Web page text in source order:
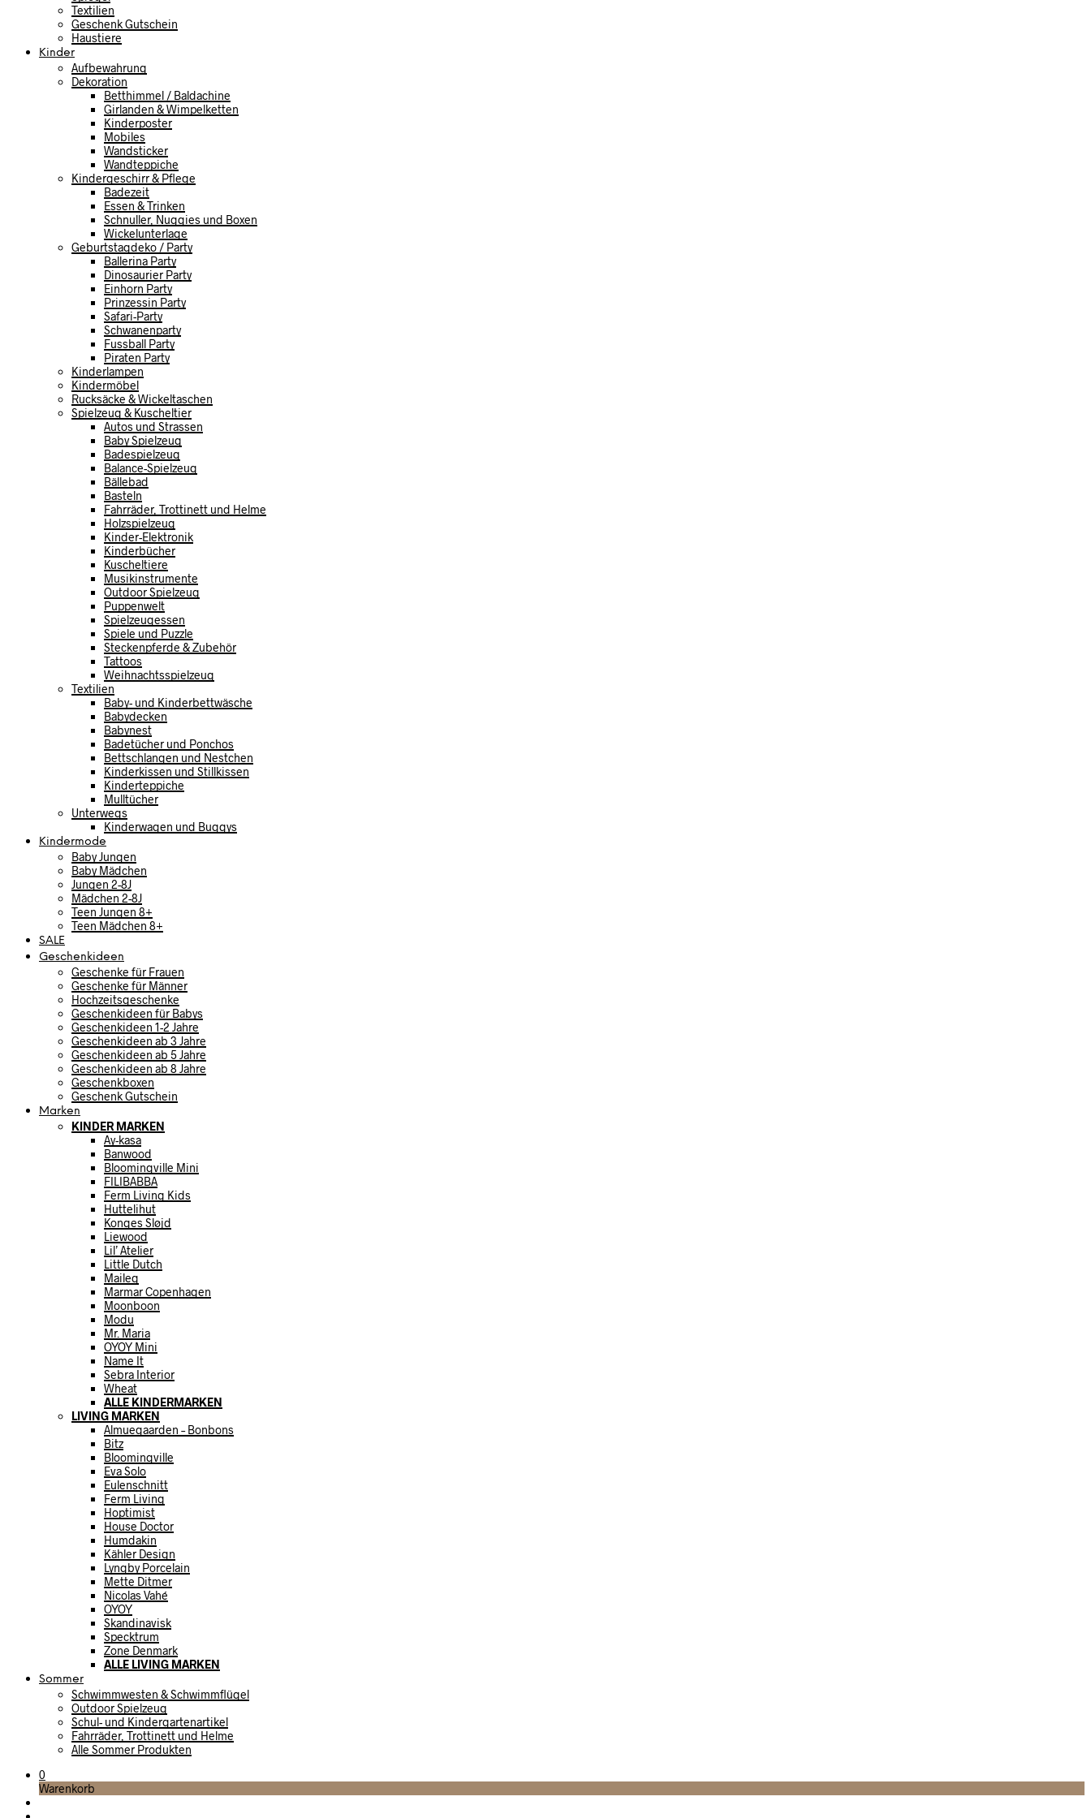
Textilien
Geschenk Gutschein
Haustiere
Kinder
Aufbewahrung
Dekoration
Betthimmel / Baldachine
Girlanden & Wimpelketten
Kinderposter
Mobiles
Wandsticker
Wandteppiche
Kindergeschirr & Pflege
Badezeit
Essen & Trinken
Schnuller, Nuggies und Boxen
Wickelunterlage
Geburtstagdeko / Party
Ballerina Party
Dinosaurier Party
Einhorn Party
Prinzessin Party
Safari-Party
Schwanenparty
Fussball Party
Piraten Party
Kinderlampen
Kindermöbel
Rucksäcke & Wickeltaschen
Spielzeug & Kuscheltier
Autos und Strassen
Baby Spielzeug
Badespielzeug
Balance-Spielzeug
Bällebad
Basteln
Fahrräder, Trottinett und Helme
Holzspielzeug
Kinder-Elektronik
Kinderbücher
Kuscheltiere
Musikinstrumente
Outdoor Spielzeug
Puppenwelt
Spielzeugessen
Spiele und Puzzle
Steckenpferde & Zubehör
Tattoos
Weihnachtsspielzeug
Textilien
Baby- und Kinderbettwäsche
Babydecken
Babynest
Badetücher und Ponchos
Bettschlangen und Nestchen
Kinderkissen und Stillkissen
Kinderteppiche
Mulltücher
Unterwegs
Kinderwagen und Buggys
Kindermode
Baby Jungen
Baby Mädchen
Jungen 2-8J
Mädchen 2-8J
Teen Jungen 8+
Teen Mädchen 8+
SALE
Geschenkideen
Geschenke für Frauen
Geschenke für Männer
Hochzeitsgeschenke
Geschenkideen für Babys
Geschenkideen 1-2 Jahre
Geschenkideen ab 3 Jahre
Geschenkideen ab 5 Jahre
Geschenkideen ab 8 Jahre
Geschenkboxen
Geschenk Gutschein
Marken
KINDER MARKEN
Ay-kasa
Banwood
Bloomingville Mini
FILIBABBA
Ferm Living Kids
Huttelihut
Konges Sløjd
Liewood
Lil’ Atelier
Little Dutch
Maileg
Marmar Copenhagen
Moonboon
Modu
Mr. Maria
OYOY Mini
Name It
Sebra Interior
Wheat
ALLE KINDERMARKEN
LIVING MARKEN
Almuegaarden – Bonbons
Bitz
Bloomingville
Eva Solo
Eulenschnitt
Ferm Living
Hoptimist
House Doctor
Humdakin
Kähler Design
Lyngby Porcelain
Mette Ditmer
Nicolas Vahé
OYOY
Skandinavisk
Specktrum
Zone Denmark
ALLE LIVING MARKEN
Sommer
Schwimmwesten & Schwimmflügel
Outdoor Spielzeug
Schul- und Kindergartenartikel
Fahrräder, Trottinett und Helme
Alle Sommer Produkten
0
Warenkorb